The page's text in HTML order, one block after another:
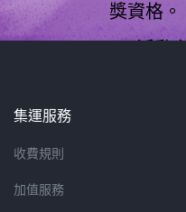
獎資格。
集運服務
收費規則
加值服務